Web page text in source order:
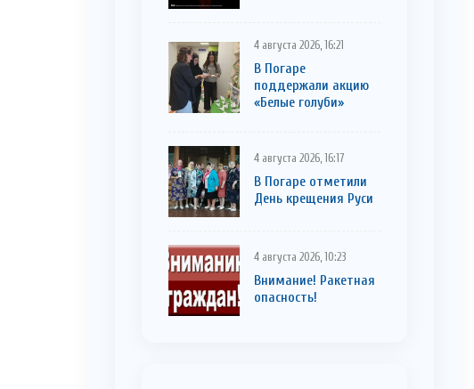
4 августа 2026, 16:21
В Погаре
поддержали акцию
«Белые голуби»
4 августа 2026, 16:17
В Погаре отметили
День крещения Руси
4 августа 2026, 10:23
Внимание! Ракетная
опасность!